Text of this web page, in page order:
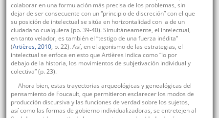
colaborar en una formulación más precisa de los problemas, sin
dejar de ser consecuente con un “principio de discreción” con el que
su posición de intelectual se sitúa en horizontalidad con la de un
ciudadano cualquiera (pp. 39-40). Simultáneamente, el intelectual,
en tanto velador, es también el “testigo de una fuerza inédita”
(Artières, 2010, p. 22). Así, en el agonismo de las estrategias, el
intelectual se enfoca en esto que Artières indica como “lo por
debajo de la historia, los movimientos de subjetivación individual y
colectiva” (p. 23).
Ahora bien, estas trayectorias arqueológicas y genealógicas del
pensamiento de Foucault, que permitieron esclarecer los modos de
producción discursiva y las funciones de verdad sobre los sujetos,
así como las formas de gobierno individualizadoras, se entretejen al